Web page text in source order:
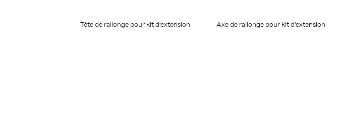
Tête de rallonge pour kit d'extension Axe de rallonge pour kit d'extension